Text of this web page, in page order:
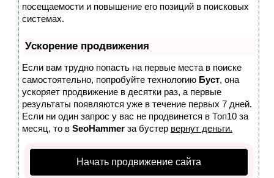
посещаемости и повышение его позиций в поисковых
системах.
Ускорение продвижения
Если вам трудно попасть на первые места в поиске
самостоятельно, попробуйте технологию Буст, она
ускоряет продвижение в десятки раз, а первые
результаты появляются уже в течение первых 7 дней.
Если ни один запрос у вас не продвинется в Топ10 за
месяц, то в SeoHammer за бустер вернут деньги.
Начать продвижение сайта
Сайты
Joomla
Wordpress
HTML 5
Общее
FAQ
Программы
Оборудование
Операционные системы